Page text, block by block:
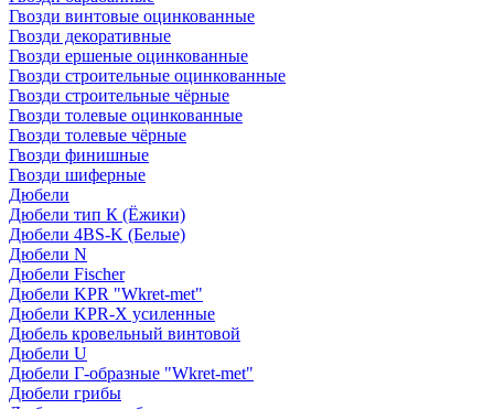
Гвозди винтовые оцинкованные
Гвозди декоративные
Гвозди ершеные оцинкованные
Гвозди строительные оцинкованные
Гвозди строительные чёрные
Гвозди толевые оцинкованные
Гвозди толевые чёрные
Гвозди финишные
Гвозди шиферные
Дюбели
Дюбели тип К (Ёжики)
Дюбели 4BS-K (Белые)
Дюбели N
Дюбели Fischer
Дюбели KPR "Wkret-met"
Дюбели KPR-Х усиленные
Дюбель кровельный винтовой
Дюбели U
Дюбели Г-образные "Wkret-met"
Дюбели грибы